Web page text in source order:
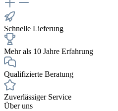
Schnelle Lieferung
Mehr als 10 Jahre Erfahrung
Qualifizierte Beratung
Zuverlässiger Service
Über uns